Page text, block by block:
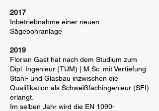
2017
Inbetriebnahme einer neuen
Sägebohranlage
2019
Florian Gast hat nach dem Studium zum
Dipl. Ingenieur (TUM) | M.Sc. mit Vertiefung
Stahl- und Glasbau inzwischen die
Qualifikation als Schweißfachingenieur (SFI)
erlangt.
Im selben Jahr wird die EN 1090-